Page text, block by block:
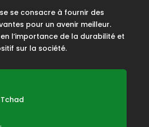
se consacre à fournir des
pour un avenir meilleur.
l’importance de la durabilité et
sur la société.
Tchad